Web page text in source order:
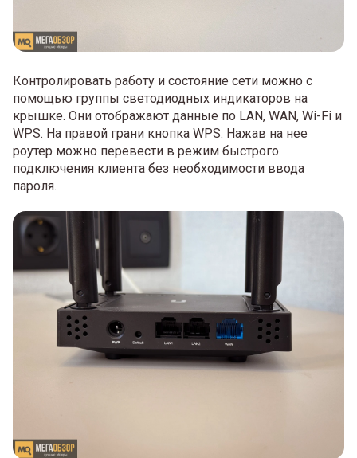
Контролировать работу и состояние сети можно с
помощью группы светодиодных индикаторов на
крышке. Они отображают данные по LAN, WAN, Wi-Fi и
WPS. На правой грани кнопка WPS. Нажав на нее
роутер можно перевести в режим быстрого
подключения клиента без необходимости ввода
пароля.